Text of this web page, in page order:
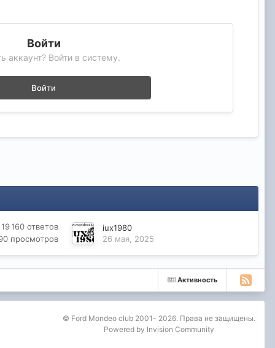
Войти
аккаунт? Войти в систему.
Войти
19 160 ответов
просмотров
iux1980
26 мая, 2025
Активность
© Ford Mondeo club 2001- 2026. Права не защищены.
Powered by Invision Community